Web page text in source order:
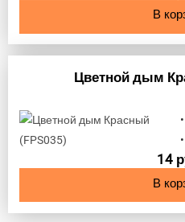
В
Цветной дым
14
В